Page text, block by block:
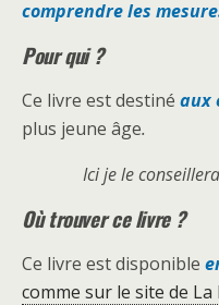
comprendre les
Pour qui ?
Ce livre est destiné aux
plus jeune âge.
Ici je le
Où trouver ce livre ?
Ce livre est disponible
comme sur le site de La